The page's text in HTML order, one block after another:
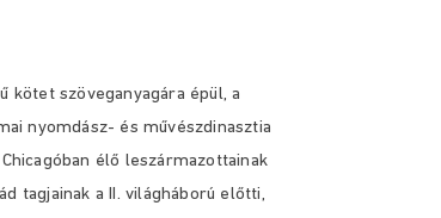
kötet szöveganyagára épül, a
nyomdász- és művészdinasztia
élő leszármazottainak
tagjainak a II. világháború előtti,